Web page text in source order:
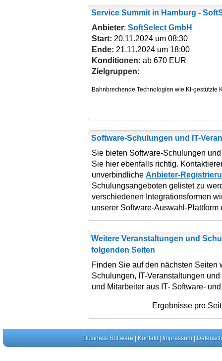
Service Summit in Hamburg -
Anbieter: SoftSelect GmbH
Start: 20.11.2024 um 08:30
Ende: 21.11.2024 um 18:00
Konditionen: ab 670 EUR
Zielgruppen:
Software-Schulungen und IT-
Sie bieten Software-Schulungen
Sie hier ebenfalls richtig.
unverbindliche Anbieter-
Schulungsangeboten gelistet zu
verschiedenen Integrationsformen
unserer Software-Auswahl-Plattform
Weitere Veranstaltungen und
folgenden Seiten
Finden Sie auf den nächsten Seiten
Schulungen, IT-Veranstaltungen
und Mitarbeiter aus IT- Software-
Ergebnisse pro
Business Software| Kontakt| Impressum|